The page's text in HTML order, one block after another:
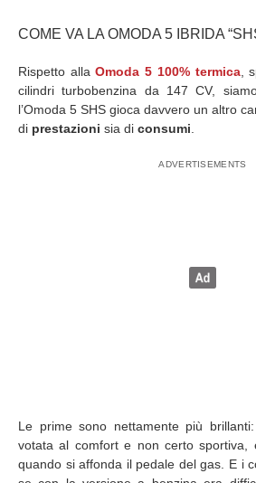
COME VA LA OMODA 5 IBRIDA
Rispetto allaOmoda 5 100% termica,
cilindri turbobenzina da 147 CV,
l’Omoda 5 SHS gioca davvero un altro
di prestazioni sia di consumi.
Le prime sono nettamente più
votata al comfort e non certo sportiva,
quando si affonda il pedale del gas. E i